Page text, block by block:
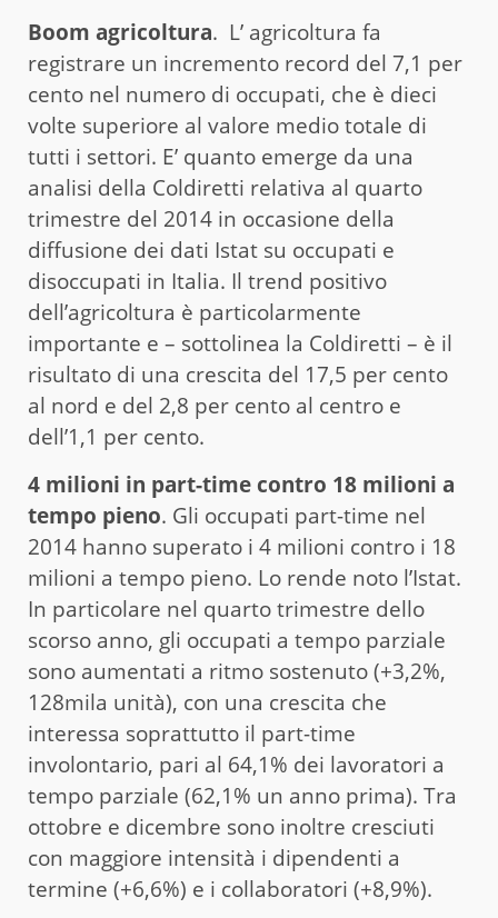
Boom agricoltura. L’ agricoltura fa
registrare un incremento record del 7,1 per
cento nel numero di occupati, che è dieci
volte superiore al valore medio totale di
tutti i settori. E’ quanto emerge da una
analisi della Coldiretti relativa al quarto
trimestre del 2014 in occasione della
diffusione dei dati Istat su occupati e
disoccupati in Italia. Il trend positivo
dell’agricoltura è particolarmente
importante e – sottolinea la Coldiretti – è il
risultato di una crescita del 17,5 per cento
al nord e del 2,8 per cento al centro e
dell’1,1 per cento.
4 milioni in part-time contro 18 milioni a
tempo pieno. Gli occupati part-time nel
2014 hanno superato i 4 milioni contro i 18
milioni a tempo pieno. Lo rende noto l’Istat.
In particolare nel quarto trimestre dello
scorso anno, gli occupati a tempo parziale
sono aumentati a ritmo sostenuto (+3,2%,
128mila unità), con una crescita che
interessa soprattutto il part-time
involontario, pari al 64,1% dei lavoratori a
tempo parziale (62,1% un anno prima). Tra
ottobre e dicembre sono inoltre cresciuti
con maggiore intensità i dipendenti a
termine (+6,6%) e i collaboratori (+8,9%).